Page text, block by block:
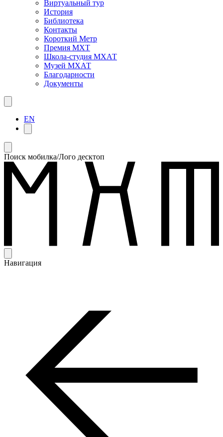
Виртуальный тур
История
Библиотека
Контакты
Короткий Метр
Премия МХТ
Школа-студия МХАТ
Музей МХАТ
Благодарности
Документы
EN
Поиск мобилка/Лого десктоп
Навигация